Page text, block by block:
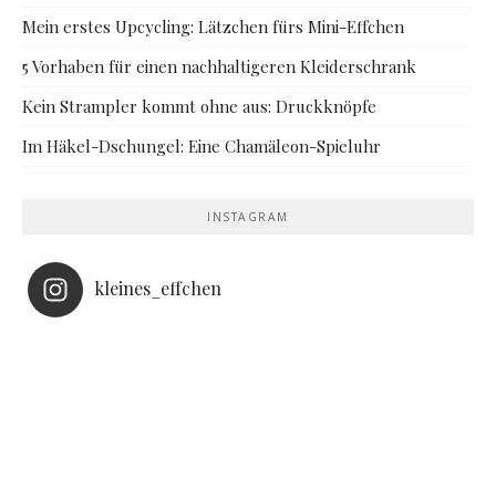
Mein erstes Upcycling: Lätzchen fürs Mini-Effchen
5 Vorhaben für einen nachhaltigeren Kleiderschrank
Kein Strampler kommt ohne aus: Druckknöpfe
Im Häkel-Dschungel: Eine Chamäleon-Spieluhr
INSTAGRAM
kleines_effchen